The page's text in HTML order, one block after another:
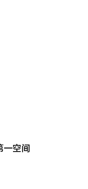
一空间